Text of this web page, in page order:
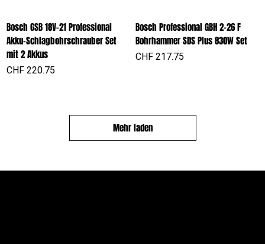
Bosch GSB 18V-21 Professional
Akku-Schlagbohrschrauber Set
mit 2 Akkus
Preis
CHF 220.75
Bosch Professional GBH 2-26 F
Bohrhammer SDS Plus 830W Set
Preis
CHF 217.75
Mehr laden